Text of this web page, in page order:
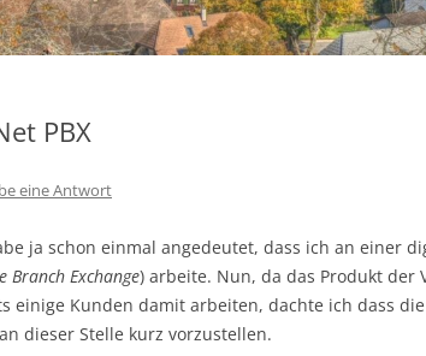
PBX
eine Antwort
ja schon einmal angedeutet, dass ich an einer
Branch Exchange) arbeite. Nun, da das Produkt der
einige Kunden damit arbeiten, dachte ich dass
dieser Stelle kurz vorzustellen.